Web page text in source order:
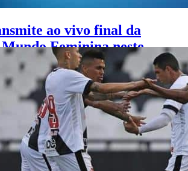
ao vivo final da
Feminina neste